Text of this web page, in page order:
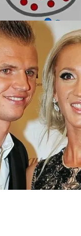
Михаила
Выпал Из Окна
Изобрели
Очистки